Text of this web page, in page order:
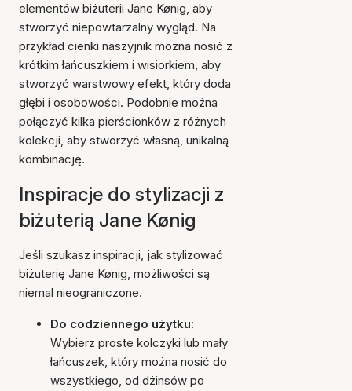
elementów biżuterii Jane Kønig, aby
stworzyć niepowtarzalny wygląd. Na
przykład cienki naszyjnik można nosić z
krótkim łańcuszkiem i wisiorkiem, aby
stworzyć warstwowy efekt, który doda
głębi i osobowości. Podobnie można
połączyć kilka pierścionków z różnych
kolekcji, aby stworzyć własną, unikalną
kombinację.
Inspiracje do stylizacji z
biżuterią Jane Kønig
Jeśli szukasz inspiracji, jak stylizować
biżuterię Jane Kønig, możliwości są
niemal nieograniczone.
Do codziennego użytku:
Wybierz proste kolczyki lub mały
łańcuszek, który można nosić do
wszystkiego, od dżinsów po